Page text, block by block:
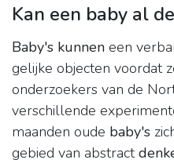
Kan een baby al
Baby's kunnen een
gelijke objecten voordat
onderzoekers van de
verschillende
maanden oude baby's
gebied van abstract